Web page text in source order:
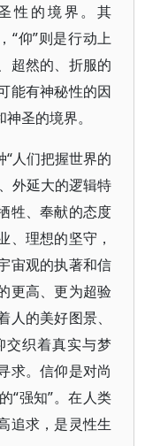
性的境界。其
“仰”则是行动上
超然的、折服的
能有神秘性的因
圣的境界。
人们把握世界的
外延大的逻辑特
牲、奉献的态度
、理想的坚守，
宙观的执著和信
更高、更为超验
的美好图景、
交织着真实与梦
求。信仰是对尚
“强知”。在人类
追求，是灵性生